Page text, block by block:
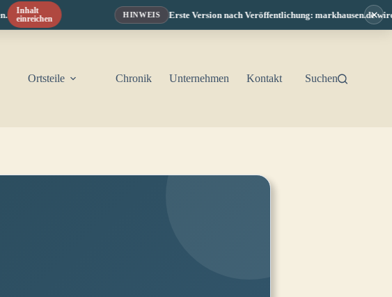
Inhalt
einreichen
HINWEIS Erste Version nach Veröffentlichung: markhausen.de×
Ortsteile Chronik Unternehmen Kontakt Suchen